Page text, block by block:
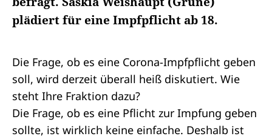
plädiert für eine Impfpflicht ab 18.
Die Frage, ob es eine Corona-Impfpflicht geben
soll, wird derzeit überall heiß diskutiert. Wie
steht Ihre Fraktion dazu?
Die Frage, ob es eine Pflicht zur Impfung geben
sollte, ist wirklich keine einfache. Deshalb ist